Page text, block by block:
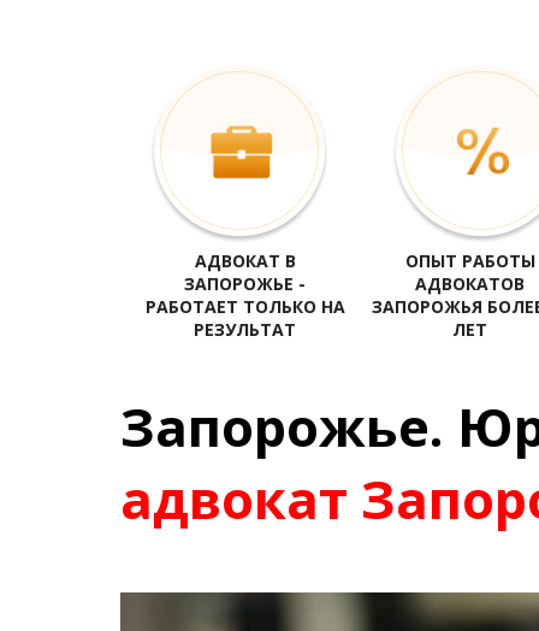
АДВОКАТ В
ЗАПОРОЖЬЕ -
РАБОТАЕТ ТОЛЬКО НА
РЕЗУЛЬТАТ
ОПЫТ РАБОТЫ
АДВОКАТОВ
ЗАПОРОЖЬЯ
ЛЕТ
Запорожье.
адвокат